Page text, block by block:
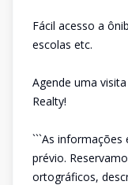
Fácil acesso a
escolas etc.
Agende uma
Realty!
```As informações
prévio.
ortográficos,